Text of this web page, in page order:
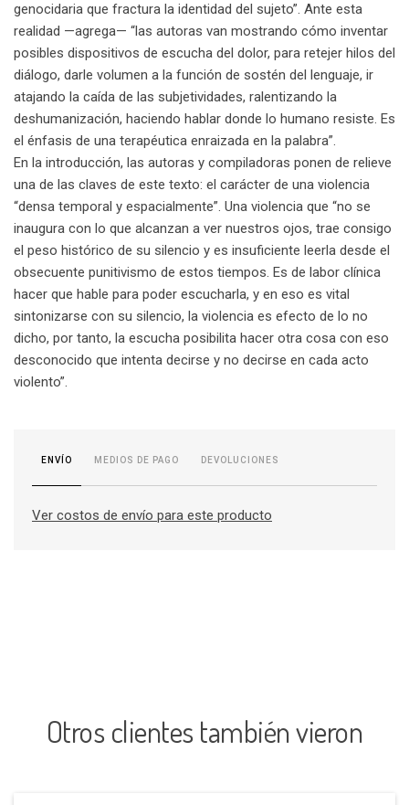
genocidaria que fractura la identidad del sujeto”. Ante esta
realidad —agrega— “las autoras van mostrando cómo inventar
posibles dispositivos de escucha del dolor, para retejer hilos del
diálogo, darle volumen a la función de sostén del lenguaje, ir
atajando la caída de las subjetividades, ralentizando la
deshumanización, haciendo hablar donde lo humano resiste. Es
el énfasis de una terapéutica enraizada en la palabra”.
En la introducción, las autoras y compiladoras ponen de relieve
una de las claves de este texto: el carácter de una violencia
“densa temporal y espacialmente”. Una violencia que “no se
inaugura con lo que alcanzan a ver nuestros ojos, trae consigo
el peso histórico de su silencio y es insuficiente leerla desde el
obsecuente punitivismo de estos tiempos. Es de labor clínica
hacer que hable para poder escucharla, y en eso es vital
sintonizarse con su silencio, la violencia es efecto de lo no
dicho, por tanto, la escucha posibilita hacer otra cosa con eso
desconocido que intenta decirse y no decirse en cada acto
violento”.
ENVÍO MEDIOS DE PAGO DEVOLUCIONES
Ver costos de envío para este producto
Otros clientes también vieron